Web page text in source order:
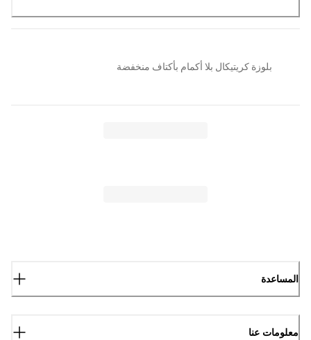
بلوزة كريتيكال بلا أكمام بأكتاف منخفضة
المساعدة
معلومات عنا